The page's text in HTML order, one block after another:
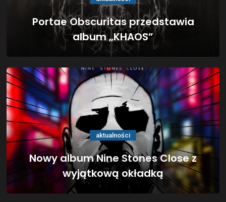
Portae Obscuritas przedstawia
album „KHAOS”
aktualności
Nowy album Nine Stones Close z
wyjątkową okładką